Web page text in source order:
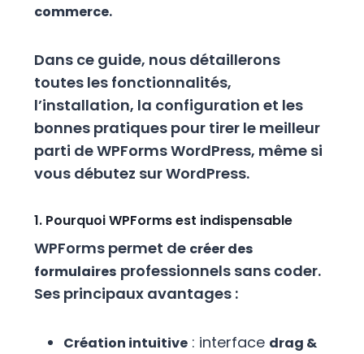
commerce.
Dans ce guide, nous détaillerons
toutes les fonctionnalités,
l’installation, la configuration et les
bonnes pratiques pour tirer le meilleur
parti de WPForms WordPress, même si
vous débutez sur WordPress.
1. Pourquoi WPForms est indispensable
WPForms permet de créer des
formulaires professionnels sans coder.
Ses principaux avantages :
Création intuitive: interface drag &